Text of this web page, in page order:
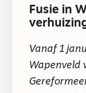
Fusie in
Vanaf 1
Wapenveld